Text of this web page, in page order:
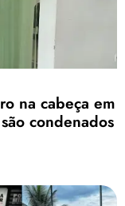
na cabeça em
condenados